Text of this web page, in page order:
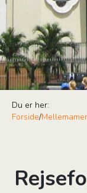
Du er her:
Forside/